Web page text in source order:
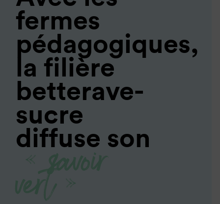
fermes
pédagogiques,
la filière
betterave-
sucre
diffuse son
« savoir